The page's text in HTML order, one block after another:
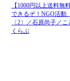
【1000円以上送料無料
できるぞ！NGO活動
〔2〕／石原尚子／こ
くらぶ